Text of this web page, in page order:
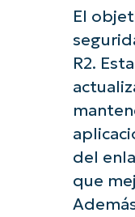
El
R2.
del
que